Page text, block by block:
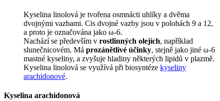
Kyselina linolová je tvořena osmnácti uhlíky a dvěma
dvojnými vazbami. Cis dvojné vazby jsou v polohách 9 a 12,
a proto je označována jako ω-6.
Nachází se především v rostlinných olejích, například
slunečnicovém. Má prozánětlivé účinky, stejně jako jiné ω-6
mastné kyseliny, a zvyšuje hladiny některých lipidů v plazmě.
Kyselina linolová se využívá při biosyntéze kyseliny
arachidonové.
Kyselina arachidonová